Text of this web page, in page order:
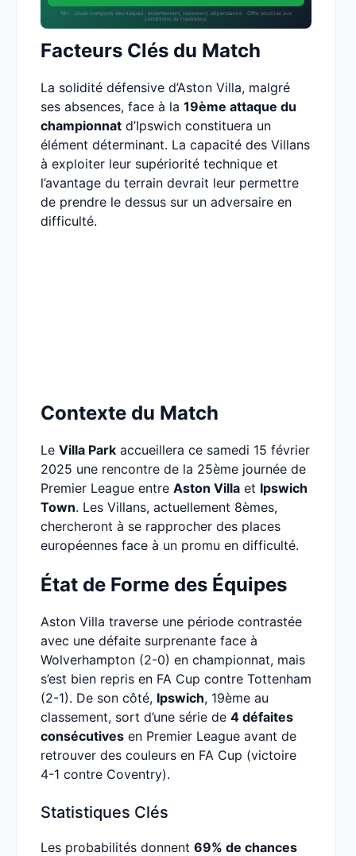
18+ · Jouer comporte des risques : endettement, isolement, dépendance · Offre soumise aux
conditions de l’opérateur.
Facteurs Clés du Match
La solidité défensive d’Aston Villa, malgré
ses absences, face à la 19ème attaque du
championnat d’Ipswich constituera un
élément déterminant. La capacité des Villans
à exploiter leur supériorité technique et
l’avantage du terrain devrait leur permettre
de prendre le dessus sur un adversaire en
difficulté.
Contexte du Match
Le Villa Park accueillera ce samedi 15 février
2025 une rencontre de la 25ème journée de
Premier League entre Aston Villa et Ipswich
Town. Les Villans, actuellement 8èmes,
chercheront à se rapprocher des places
européennes face à un promu en difficulté.
État de Forme des Équipes
Aston Villa traverse une période contrastée
avec une défaite surprenante face à
Wolverhampton (2-0) en championnat, mais
s’est bien repris en FA Cup contre Tottenham
(2-1). De son côté, Ipswich, 19ème au
classement, sort d’une série de 4 défaites
consécutives en Premier League avant de
retrouver des couleurs en FA Cup (victoire
4-1 contre Coventry).
Statistiques Clés
Les probabilités donnent 69% de chances